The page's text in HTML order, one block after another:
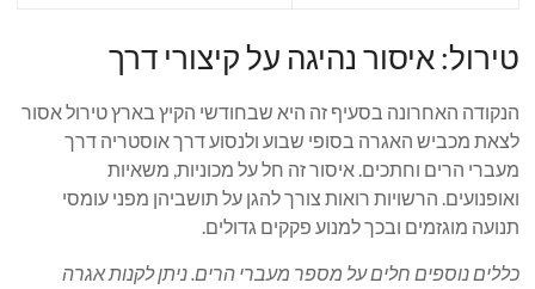
טירול: איסור נהיגה על קיצורי דרך
הנקודה האחרונה בסעיף זה היא שבחודשי הקיץ בארץ טירול אסור
לצאת מכביש האגרה בסופי שבוע ולנסוע דרך אוסטריה דרך
מעברי הרים וחתכים. איסור זה חל על מכוניות, משאיות
ואופנועים. הרשויות רואות צורך להגן על תושביהן מפני עומסי
תנועה מוגזמים ובכך למנוע פקקים גדולים.
כללים נוספים חלים על מספר מעברי הרים. ניתן לקנות אגרה